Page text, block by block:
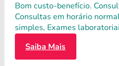
Bom custo-benefício.
Consultas em horário
simples, Exames
Saiba Mais